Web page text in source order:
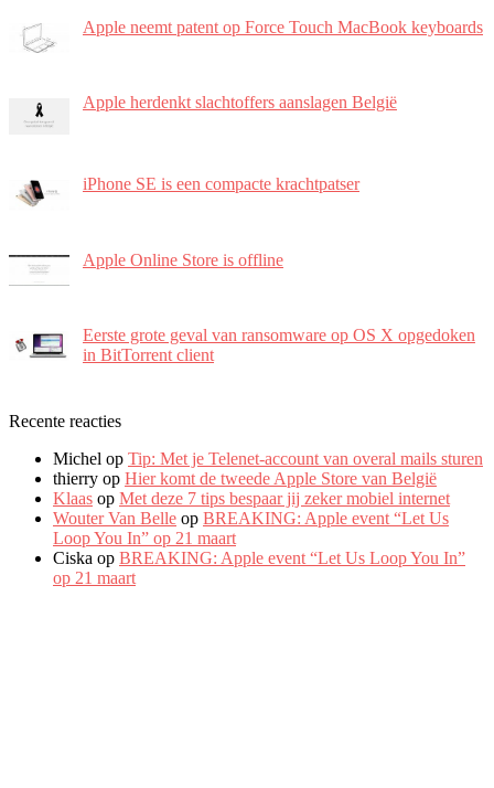
Apple neemt patent op Force Touch MacBook keyboards
Apple herdenkt slachtoffers aanslagen België
iPhone SE is een compacte krachtpatser
Apple Online Store is offline
Eerste grote geval van ransomware op OS X opgedoken
in BitTorrent client
Recente reacties
Michel op Tip: Met je Telenet-account van overal mails sturen
thierry op Hier komt de tweede Apple Store van België
Klaas op Met deze 7 tips bespaar jij zeker mobiel internet
Wouter Van Belle op BREAKING: Apple event “Let Us
Loop You In” op 21 maart
Ciska op BREAKING: Apple event “Let Us Loop You In”
op 21 maart